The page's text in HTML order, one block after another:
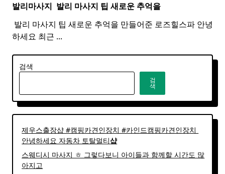
발리마사지 ​ 발리 마사지 팁 새로운 추억을
​ 발리 마사지 팁 새로운 추억을 만들어준 로즈힐스파 안녕
하세요 최근 ...
검색
검
색
제우스출장샵 #캠핑카견인장치 #카인드캠핑카견인장치 ​
안녕하세요 자동차 토탈멀티샵
스웨디시 마사지 ㅎ 그렇다보니 아이들과 함께할 시간도 많
아지고